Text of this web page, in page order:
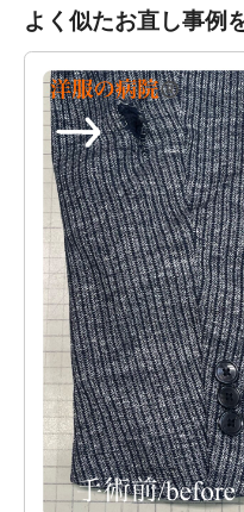
よく似たお直し事例